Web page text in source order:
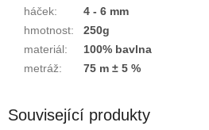
háček:
4 - 6 mm
hmotnost:
250g
materiál:
100% bavlna
metráž: 75 m ± 5 %
Související produkty